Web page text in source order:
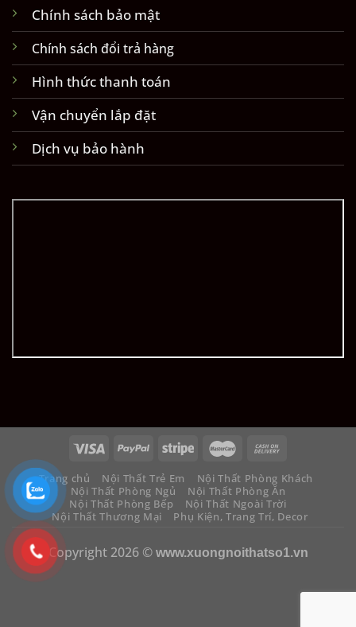
Chính sách bảo mật
Chính sách đổi trả hàng
Hình thức thanh toán
Vận chuyển lắp đặt
Dịch vụ bảo hành
Trang chủ Nội Thất Trẻ Em
Nội Thất Phòng Khách
Nội Thất Phòng Ngủ
Nội Thất Phòng Ăn
Nội Thất Phòng Bếp
Nội Thất Ngoài Trời
Nội Thất Thương Mại
Phụ Kiện, Trang Trí, Decor
Copyright 2026 © www.xuongnoithatso1.vn